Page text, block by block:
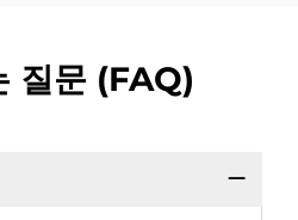
질문 (FAQ)